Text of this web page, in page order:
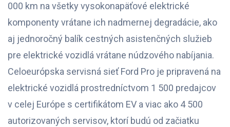
000 km na všetky vysokonapäťové elektrické
komponenty vrátane ich nadmernej degradácie, ako
aj jednoročný balík cestných asistenčných služieb
pre elektrické vozidlá vrátane núdzového nabíjania.
Celoeurópska servisná sieť Ford Pro je pripravená na
elektrické vozidlá prostredníctvom 1 500 predajcov
v celej Európe s certifikátom EV a viac ako 4 500
autorizovaných servisov, ktorí budú od začiatku